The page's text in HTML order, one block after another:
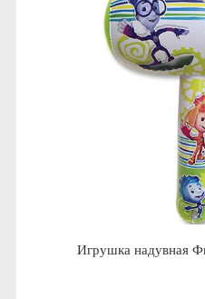
Игрушка надувная